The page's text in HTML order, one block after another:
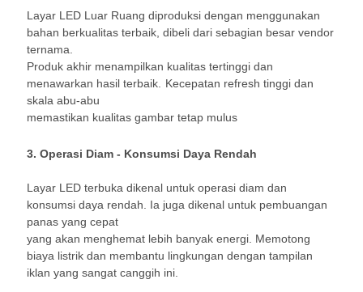
Layar LED Luar Ruang diproduksi dengan menggunakan
bahan berkualitas terbaik, dibeli dari sebagian besar vendor
ternama.
Produk akhir menampilkan kualitas tertinggi dan
menawarkan hasil terbaik.
Kecepatan refresh tinggi dan
skala abu-abu
memastikan kualitas gambar tetap mulus
3. Operasi Diam - Konsumsi Daya Rendah
Layar LED terbuka dikenal untuk operasi diam dan
konsumsi daya rendah. Ia juga dikenal untuk pembuangan
panas yang cepat
yang akan menghemat lebih banyak energi. Memotong
biaya listrik dan membantu lingkungan dengan tampilan
iklan yang sangat canggih ini.